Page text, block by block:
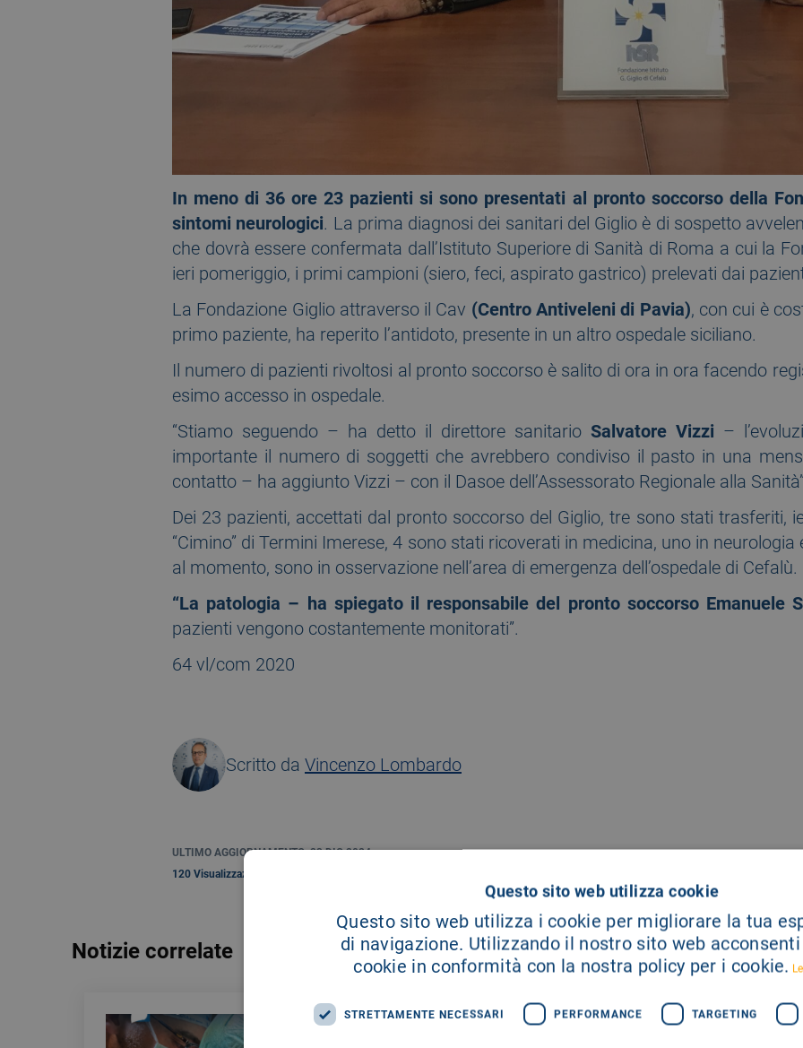
In meno di 36 ore 23 pazienti si sono presentati al pronto soccorso della
sintomi neurologici. La prima diagnosi dei sanitari del Giglio è di sospetto
che dovrà essere confermata dall’Istituto Superiore di Sanità di Roma a cui la
ieri pomeriggio, i primi campioni (siero, feci, aspirato gastrico) prelevati dai
La Fondazione Giglio attraverso il Cav (Centro Antiveleni di Pavia), con cui è
primo paziente, ha reperito l’antidoto, presente in un altro ospedale siciliano.
Il numero di pazienti rivoltosi al pronto soccorso è salito di ora in ora facendo
esimo accesso in ospedale.
“Stiamo seguendo – ha detto il direttore sanitario Salvatore Vizzi –
importante il numero di soggetti che avrebbero condiviso il pasto in una
contatto – ha aggiunto Vizzi – con il Dasoe dell’Assessorato Regionale alla
Dei 23 pazienti, accettati dal pronto soccorso del Giglio, tre sono stati trasferiti,
“Cimino” di Termini Imerese, 4 sono stati ricoverati in medicina, uno in
al momento, sono in osservazione nell’area di emergenza dell’ospedale di Cefalù.
“La patologia – ha spiegato il responsabile del pronto soccorso Emanuele
pazienti vengono costantemente monitorati”.
64 vl/com 2020
Scritto da Vincenzo Lombardo
ULTIMO AGGIORNAMENTO: 23 DIC 2024
120 Visualizzazioni
Notizie correlate
Questo sito web utilizza cookie
Questo sito web utilizza i cookie per migliorare la tua
di navigazione. Utilizzando il nostro sito web
cookie in conformità con la nostra policy per i cookie.
STRETTAMENTE NECESSARI PERFORMANCE TARGETING